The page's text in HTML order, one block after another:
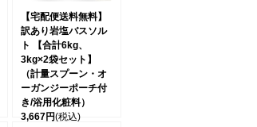
【宅配便送料無料】
訳あり岩塩バスソル
ト 【合計6kg、
3kg×2袋セット】
（計量スプーン・オ
ーガンジーポーチ付
き/浴用化粧料）
3,667円(税込)